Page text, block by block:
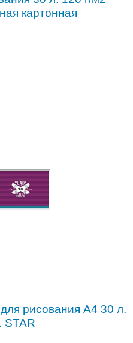
картонная
рисования A4 30 л.
STAR